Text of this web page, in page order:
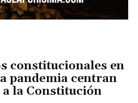
constitucionales en
pandemia centran
a la Constitución